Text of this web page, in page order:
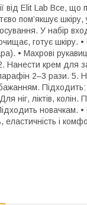
від Elit Lab Все,
пом’якшує
У набір
готує шкіру.
• Махрові
крем для
2–3 рази. 5.
Підходить:
ніг, ліктів,
новачкам.
еластичність і